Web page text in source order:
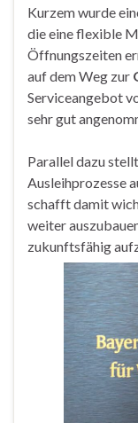
Kurzem wurde
die eine flexible
Öffnungszeiten
auf dem Weg zur
Serviceangebot
sehr gut
Parallel dazu
Ausleihprozesse
schafft damit
weiter
zukunftsfähig